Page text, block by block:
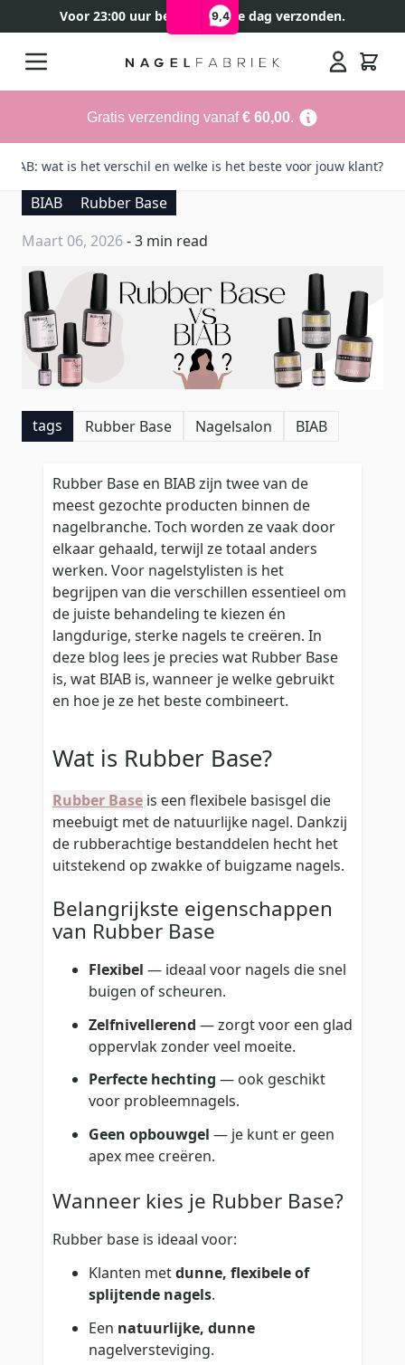
9,4
Voor 23:00 uur besteld, zelfde dag verzonden.
Gratis verzending vanaf€ 60,00.
BIAB: wat is het verschil en welke is het beste voor jouw klant?
BIAB
Rubber Base
Maart 06, 2026- 3 min read
tags Rubber Base Nagelsalon BIAB
Rubber Base en BIAB zijn twee van de
meest gezochte producten binnen de
nagelbranche. Toch worden ze vaak door
elkaar gehaald, terwijl ze totaal anders
werken. Voor nagelstylisten is het
begrijpen van die verschillen essentieel om
de juiste behandeling te kiezen én
langdurige, sterke nagels te creëren. In
deze blog lees je precies wat Rubber Base
is, wat BIAB is, wanneer je welke gebruikt
en hoe je ze het beste combineert.
Wat is Rubber Base?
Rubber Base is een flexibele basisgel die
meebuigt met de natuurlijke nagel. Dankzij
de rubberachtige bestanddelen hecht het
uitstekend op zwakke of buigzame nagels.
Belangrijkste eigenschappen
van Rubber Base
Flexibel — ideaal voor nagels die snel
buigen of scheuren.
Zelfnivellerend — zorgt voor een glad
oppervlak zonder veel moeite.
Perfecte hechting — ook geschikt
voor probleemnagels.
Geen opbouwgel — je kunt er geen
apex mee creëren.
Wanneer kies je Rubber Base?
Rubber base is ideaal voor:
Klanten metdunne, flexibele of
splijtende nagels.
Een natuurlijke, dunne
nagelversteviging.